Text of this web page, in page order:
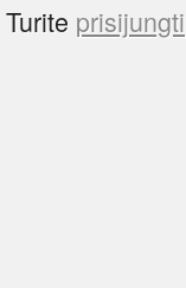
Turite prisijungti